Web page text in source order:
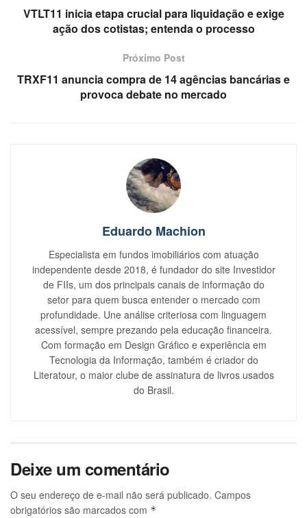
VTLT11 inicia etapa crucial para liquidação e exige
ação dos cotistas; entenda o processo
Próximo Post
TRXF11 anuncia compra de 14 agências bancárias e
provoca debate no mercado
Eduardo Machion
Especialista em fundos imobiliários com atuação
independente desde 2018, é fundador do site Investidor
de FIIs, um dos principais canais de informação do
setor para quem busca entender o mercado com
profundidade. Une análise criteriosa com linguagem
acessível, sempre prezando pela educação financeira.
Com formação em Design Gráfico e experiência em
Tecnologia da Informação, também é criador do
Literatour, o maior clube de assinatura de livros usados
do Brasil.
Deixe um comentário
O seu endereço de e-mail não será publicado. Campos
obrigatórios são marcados com *